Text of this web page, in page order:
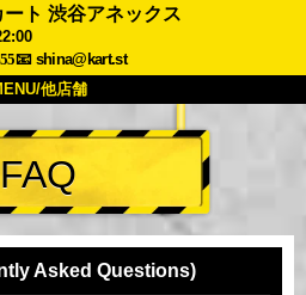
ト 渋谷アネックス
📧 shina@kart.st
他店舗
車両 価格
評価
他店舗
FAQ
Asked Questions)